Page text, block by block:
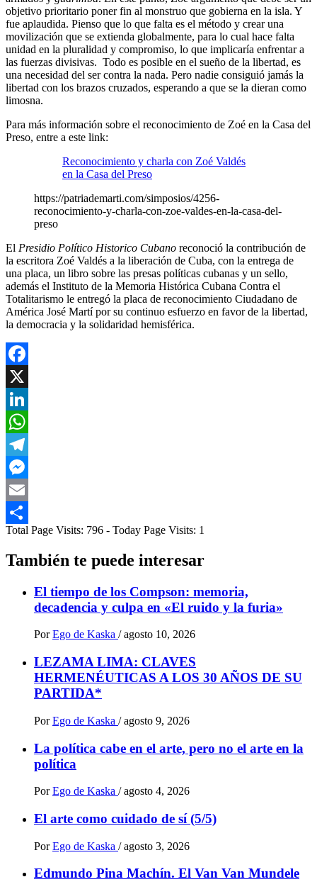
objetivo prioritario poner fin al monstruo que gobierna en la isla. Y
fue aplaudida. Pienso que lo que falta es el método y crear una
movilización que se extienda globalmente, para lo cual hace falta
unidad en la pluralidad y compromiso, lo que implicaría enfrentar a
las fuerzas divisivas. Todo es posible en el sueño de la libertad, es
una necesidad del ser contra la nada. Pero nadie consiguió jamás la
libertad con los brazos cruzados, esperando a que se la dieran como
limosna.
Para más información sobre el reconocimiento de Zoé en la Casa del
Preso, entre a este link:
Reconocimiento y charla con Zoé Valdés
en la Casa del Preso
https://patriademarti.com/simposios/4256-
reconocimiento-y-charla-con-zoe-valdes-en-la-casa-del-
preso
El Presidio Político Historico Cubano reconoció la contribución de
la escritora Zoé Valdés a la liberación de Cuba, con la entrega de
una placa, un libro sobre las presas políticas cubanas y un sello,
además el Instituto de la Memoria Histórica Cubana Contra el
Totalitarismo le entregó la placa de reconocimiento Ciudadano de
América José Martí por su continuo esfuerzo en favor de la libertad,
la democracia y la solidaridad hemisférica.
Facebook
X
LinkedIn
WhatsApp
Telegram
Messenger
Email
Compartir
Total Page Visits: 796 - Today Page Visits: 1
También te puede interesar
El tiempo de los Compson: memoria,
decadencia y culpa en «El ruido y la furia»
Por Ego de Kaska / agosto 10, 2026
LEZAMA LIMA: CLAVES
HERMENÉUTICAS A LOS 30 AÑOS DE SU
PARTIDA*
Por Ego de Kaska / agosto 9, 2026
La política cabe en el arte, pero no el arte en la
política
Por Ego de Kaska / agosto 4, 2026
El arte como cuidado de sí (5/5)
Por Ego de Kaska / agosto 3, 2026
Edmundo Pina Machín. El Van Van Mundele